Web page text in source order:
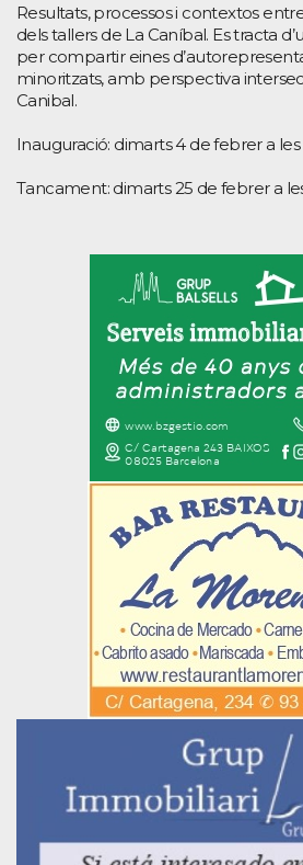
Resultats, processos i contextos
dels tallers de La Caníbal. Es tracta
per compartir eines
minoritzats, amb perspectiva
Canibal.
Inauguració: dimarts 4 de febrer a les
Tancament: dimarts 25 de febrer a